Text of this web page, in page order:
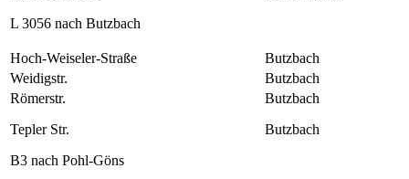
L 3056 nach Butzbach
Hoch-Weiseler-Straße
Butzbach
Weidigstr.
Butzbach
Römerstr.
Tepler Str.
B3 nach Pohl-Göns
Butzbach
Butzbach